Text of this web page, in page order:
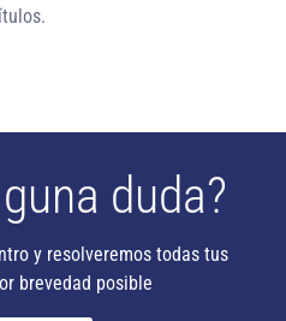
duda?
y resolveremos todas tus
brevedad posible